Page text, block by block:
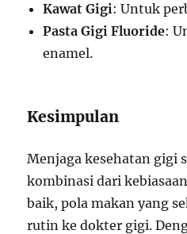
Kawat Gigi: Untuk
Pasta Gigi Fluoride:
enamel.
Kesimpulan
Menjaga kesehatan gigi
kombinasi dari
baik, pola makan yang
rutin ke dokter gigi.